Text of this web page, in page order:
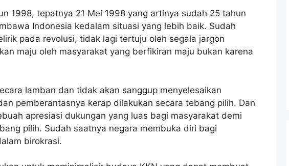
1998, tepatnya 21 Mei 1998 yang artinya sudah 25 tahun
Indonesia kedalam situasi yang lebih baik. Sudah
pada revolusi, tidak lagi tertuju oleh segala jargon
maju oleh masyarakat yang berfikiran maju bukan karena
lamban dan tidak akan sanggup menyelesaikan
pemberantasnya kerap dilakukan secara tebang pilih. Dan
apresiasi dukungan yang luas bagi masyarakat demi
pilih. Sudah saatnya negara membuka diri bagi
birokrasi.